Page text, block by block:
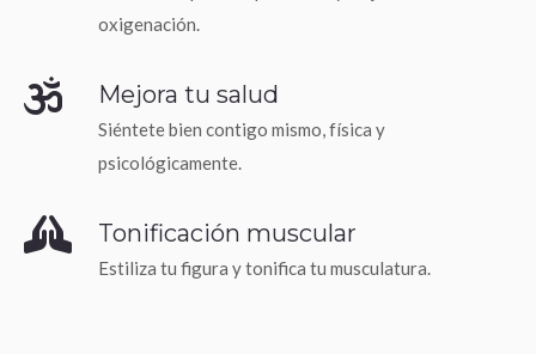
oxigenación.
Mejora tu salud
Siéntete bien contigo mismo, física y
psicológicamente.
Tonificación muscular
Estiliza tu figura y tonifica tu musculatura.